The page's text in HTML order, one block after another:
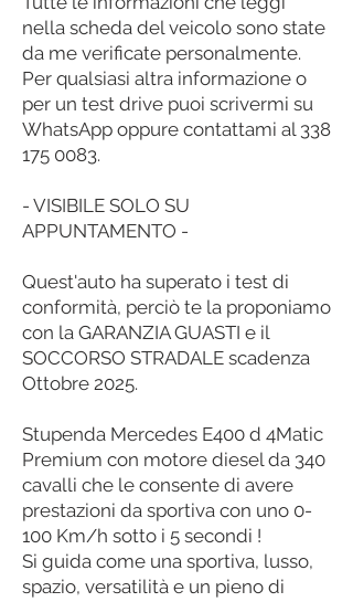
nella scheda del veicolo sono state
da me verificate personalmente.
Per qualsiasi altra informazione o
per un test drive puoi scrivermi su
WhatsApp oppure contattami al 338
175 0083.
- VISIBILE SOLO SU
APPUNTAMENTO -
Quest'auto ha superato i test di
conformità, perciò te la proponiamo
con la GARANZIA GUASTI e il
SOCCORSO STRADALE scadenza
Ottobre 2025.
Stupenda Mercedes E400 d 4Matic
Premium con motore diesel da 340
cavalli che le consente di avere
prestazioni da sportiva con uno 0-
100 Km/h sotto i 5 secondi !
Si guida come una sportiva, lusso,
spazio, versatilità e un pieno di